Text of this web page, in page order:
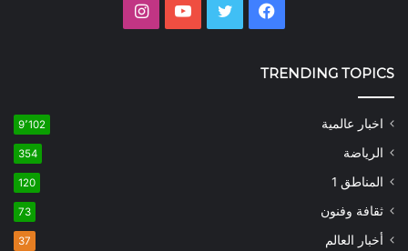
فيسبوك تويتر يوتيوب
TRENDING TOPICS
اخبار عالمية 9٬102
الرياضة 354
المناطق 1 120
ثقافة وفنون 73
أخبار العالم 37